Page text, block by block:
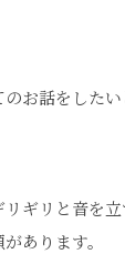
のお話をした
ギリと音を
あります。